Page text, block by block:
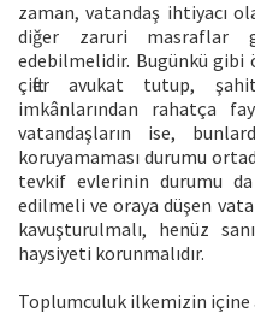
zaman, vatandaş ihtiyacı
diğer zaruri masraflar
edebilmelidir. Bugünkü gibi
çifter avukat tutup,
imkânlarından rahatça
vatandaşların ise,
koruyamaması durumu
tevkif evlerinin durumu da
edilmeli ve oraya düşen
kavuşturulmalı, henüz
haysiyeti korunmalıdır.
Toplumculuk ilkemizin içine